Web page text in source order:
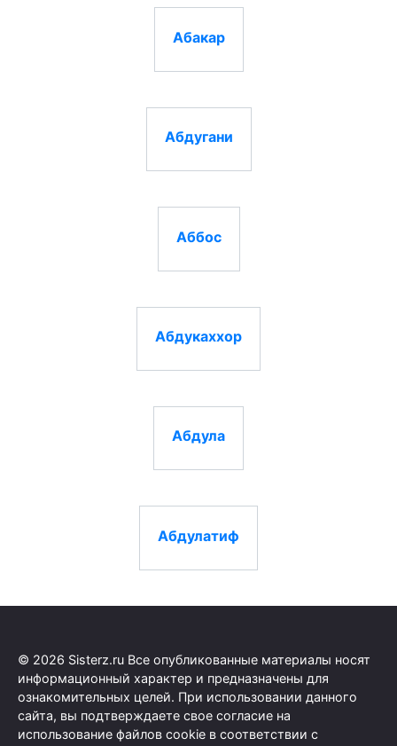
Абакар
Абдугани
Аббос
Абдукаххор
Абдула
Абдулатиф
© 2026 Sisterz.ru Все опубликованные материалы носят
информационный характер и предназначены для
ознакомительных целей. При использовании данного
сайта, вы подтверждаете свое согласие на
использование файлов cookie в соответствии с